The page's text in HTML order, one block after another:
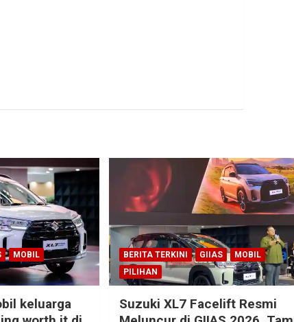
MOBIL
keluarga
BERITA TERKINI GIIAS
MOBIL
PILIHAN
Suzuki XL7 Facelift Resmi